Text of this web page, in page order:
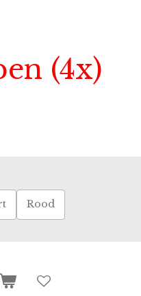
(4x)
Rood